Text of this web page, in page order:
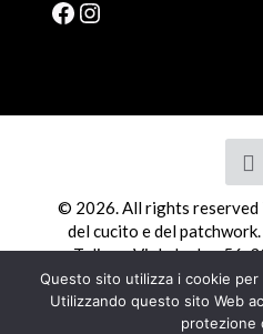
Facebook
Instagram
© 2026. All rights reserved
del cucito e del
Tulisso, Viale Ledra, 56,
Questo sito utilizza i cookie
Utilizzando questo sito Web
protezione